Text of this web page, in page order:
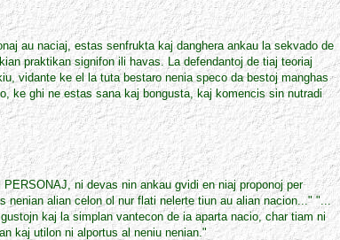
au naciaj, estas senfrukta kaj danghera ankau la sekvado de
praktikan signifon ili havas. La defendantoj de tiaj teoriaj
vidante ke el la tuta bestaro nenia speco da bestoj manghas
ke ghi ne estas sana kaj bongusta, kaj komencis sin nutradi
ni devas nin ankau gvidi en niaj proponoj per
nenian alian celon ol nur flati nelerte tiun au alian nacion..." "...
kaj la simplan vantecon de ia aparta nacio, char tiam ni
kaj utilon ni alportus al neniu nenian."